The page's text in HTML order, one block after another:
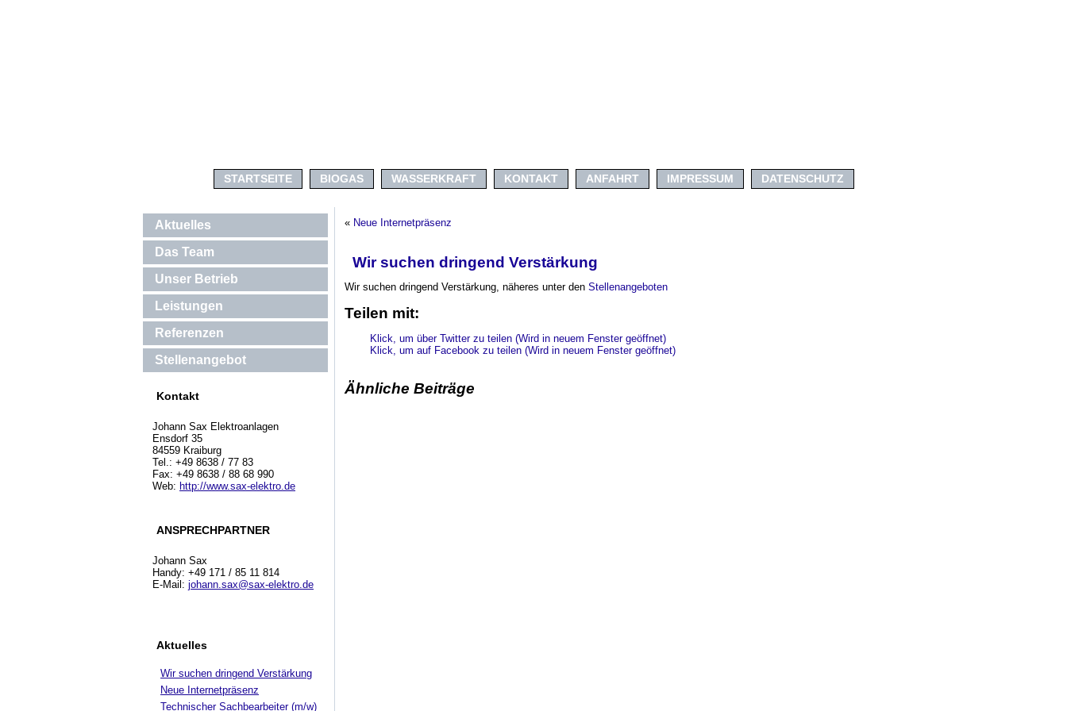
STARTSEITE BIOGAS WASSERKRAFT KONTAKT ANFAHRT IMPRESSUM DATENSCHUTZ
Aktuelles
Das Team
Unser Betrieb
Leistungen
Referenzen
Stellenangebot
Kontakt
Johann Sax Elektroanlagen
Ensdorf 35
84559 Kraiburg
Tel.: +49 8638 / 77 83
Fax: +49 8638 / 88 68 990
Web: http://www.sax-elektro.de
ANSPRECHPARTNER
Johann Sax
Handy: +49 171 / 85 11 814
E-Mail: johann.sax@sax-elektro.de
Aktuelles
Wir suchen dringend Verstärkung
Neue Internetpräsenz
Technischer Sachbearbeiter (m/w)
« Neue Internetpräsenz
Wir suchen dringend Verstärkung
Wir suchen dringend Verstärkung, näheres unter den Stellenangeboten
Teilen mit:
Klick, um über Twitter zu teilen (Wird in neuem Fenster geöffnet)
Klick, um auf Facebook zu teilen (Wird in neuem Fenster geöffnet)
Ähnliche Beiträge